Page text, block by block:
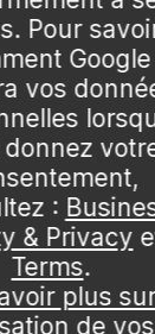
lors de la
les sols frais,
le noyer.
durant les
à ce que
Pour
Google
vos
:
& Privacy
Terms.
plus sur
de vos